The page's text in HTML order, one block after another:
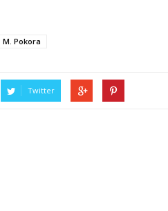
M. Pokora
Twitter